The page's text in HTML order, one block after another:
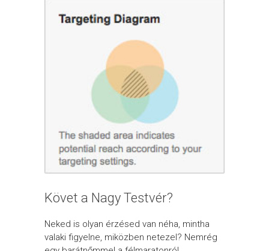
Követ a Nagy Testvér?
Neked is olyan érzésed van néha, mintha
valaki figyelne, miközben netezel? Nemrég